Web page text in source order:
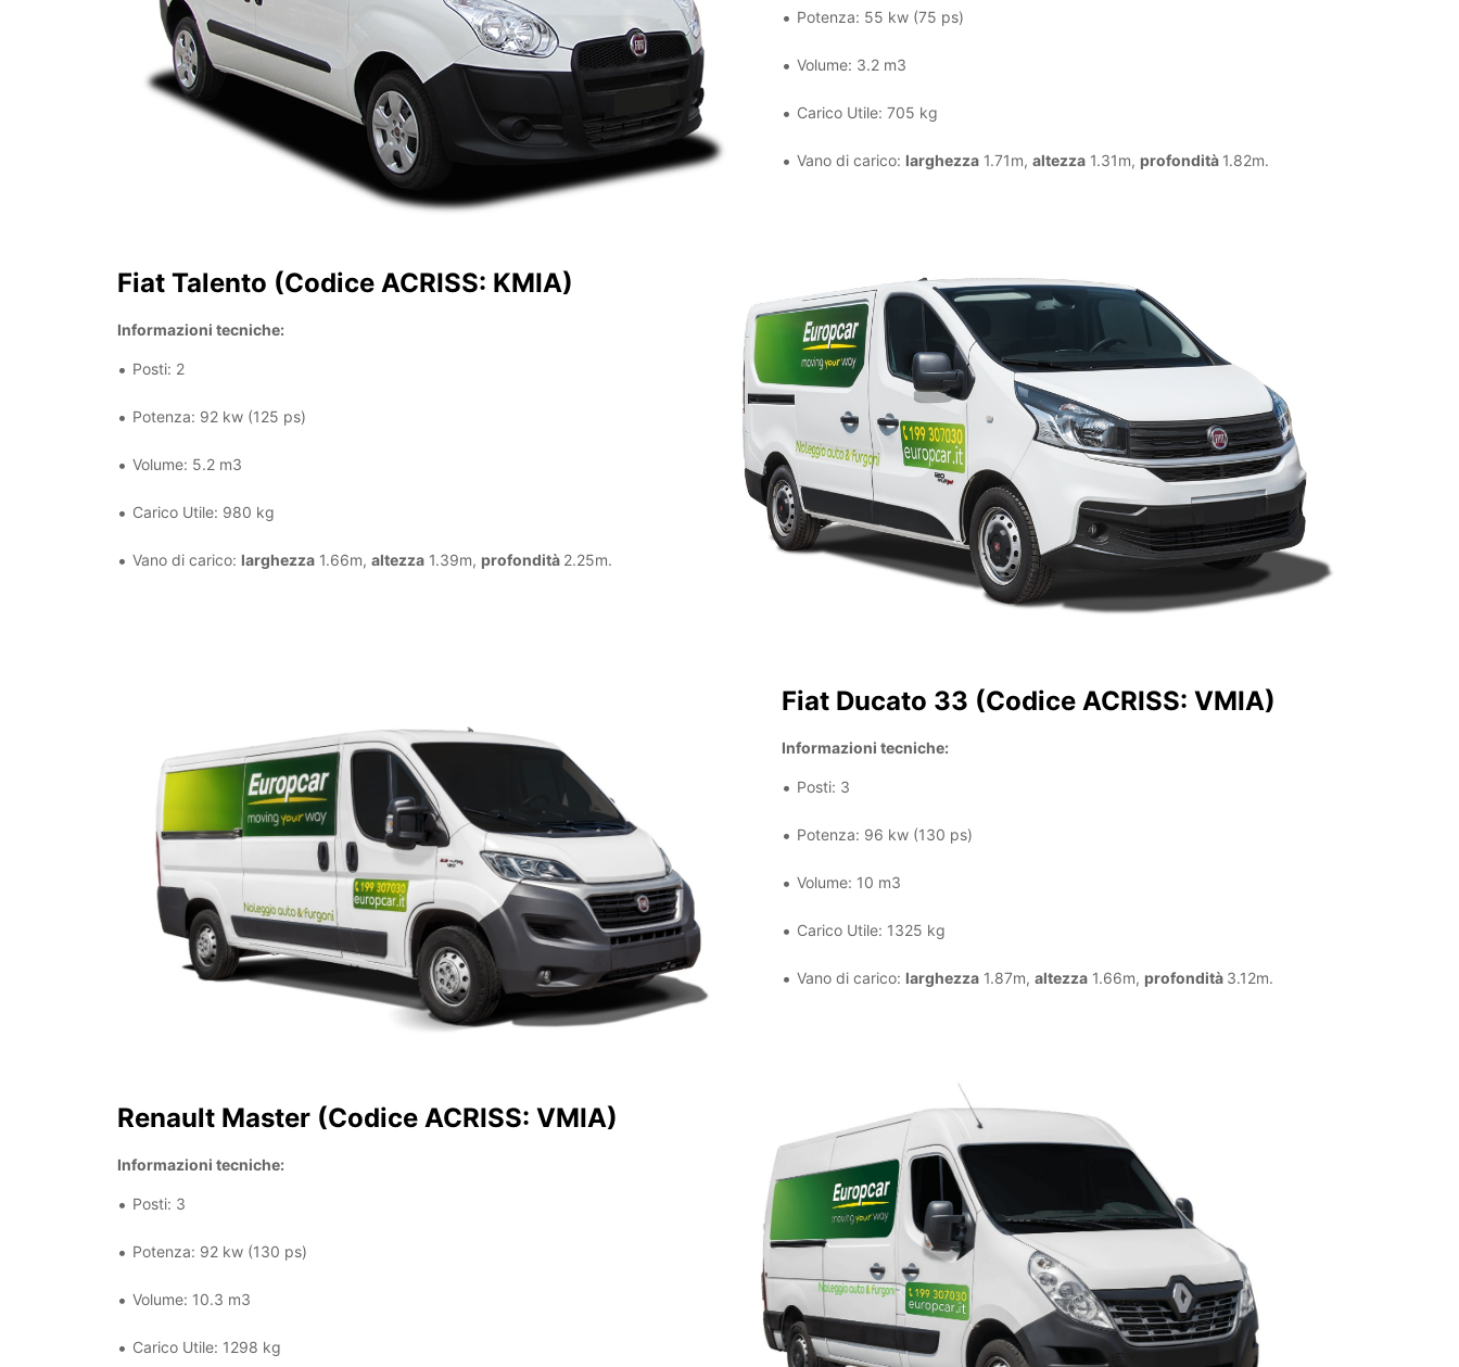
Potenza: 55 kw (75 ps)
Volume: 3.2 m3
Carico Utile: 705 kg
Vano di carico: larghezza 1.71m, altezza 1.31m, profondità 1.82m.
Fiat Talento (Codice ACRISS: KMIA)
Informazioni tecniche:
Posti: 2
Potenza: 92 kw (125 ps)
Volume: 5.2 m3
Carico Utile: 980 kg
Vano di carico: larghezza 1.66m, altezza 1.39m, profondità 2.25m.
Fiat Ducato 33 (Codice ACRISS: VMIA)
Informazioni tecniche:
Posti: 3
Potenza: 96 kw (130 ps)
Volume: 10 m3
Carico Utile: 1325 kg
Vano di carico: larghezza 1.87m, altezza 1.66m, profondità 3.12m.
Renault Master (Codice ACRISS: VMIA)
Informazioni tecniche:
Posti: 3
Potenza: 92 kw (130 ps)
Volume: 10.3 m3
Carico Utile: 1298 kg